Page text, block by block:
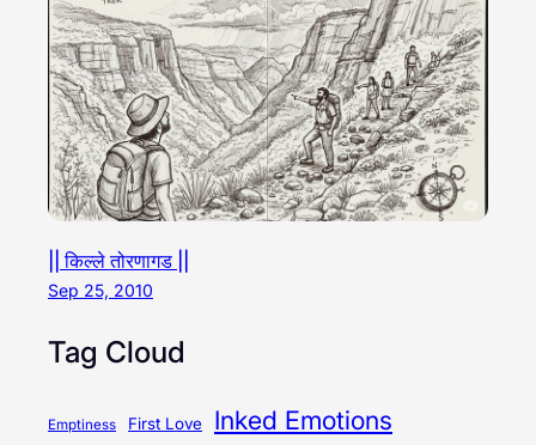
|| किल्ले तोरणागड ||
Sep 25, 2010
Tag Cloud
Emptiness First Love Inked Emotions